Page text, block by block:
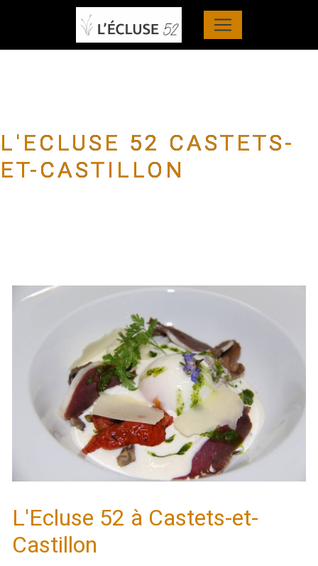
Panneau de gestion des cookies
L'ECLUSE 52 CASTETS-
ET-CASTILLON
L'Ecluse 52 à Castets-et-
Castillon